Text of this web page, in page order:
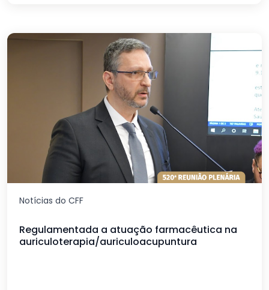
Notícias do CFF
Regulamentada a atuação farmacêutica na
auriculoterapia/auriculoacupuntura